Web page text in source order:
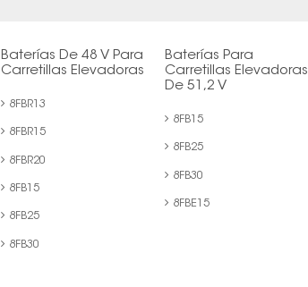
Baterías De 48 V Para
Carretillas Elevadoras
8FBR13
8FBR15
8FBR20
8FB15
8FB25
8FB30
Baterías Para
Carretillas Elevadoras
De 51,2 V
8FB15
8FB25
8FB30
8FBE15